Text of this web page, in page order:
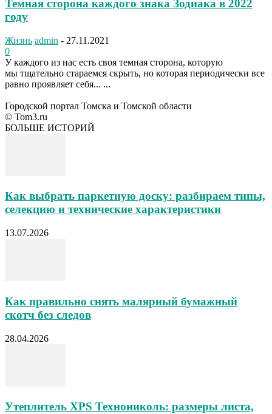
Темная сторона каждого знака Зодиака в 2022
году
Жизнь admin - 27.11.2021
0
У каждого из нас есть своя темная сторона, которую
мы тщательно стараемся скрыть, но которая периодически все
равно проявляет себя... ...
Городской портал Томска и Томской области
© Tom3.ru
БОЛЬШЕ ИСТОРИЙ
Как выбрать паркетную доску: разбираем типы,
селекцию и технические характеристики
13.07.2026
Как правильно снять малярный бумажный
скотч без следов
28.04.2026
Утеплитель XPS Технониколь: размеры листа,